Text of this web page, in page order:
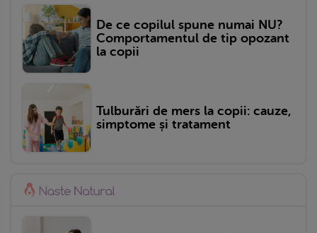
De ce copilul spune numai NU?
Comportamentul de tip opozant
la copii
Tulburări de mers la copii: cauze,
simptome și tratament